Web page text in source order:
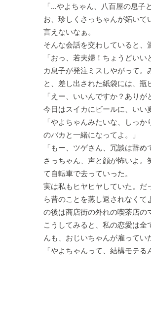
「…やよちゃん、八百屋の息子
お、珍しくさっちゃんが妬い
言えないなぁ。
そんな会話を交わしていると、
「おっ、若夫婦！ちょうどい
カ息子が発注ミスしやがって。
と、差し出された紙袋には、瓶
「えー、いいんですか？ありが
今日はスイカにビールに、いい
「やよちゃんみたいな、しっ
のバカと一緒になってよ。」
「もー、ツゲさん、冗談は辞め
さっちゃん、声と顔が怖いよ
て自転車で去っていった。
実は私もヒヤヒヤしていた。
ら昔のことを蒸し返されなく
の後は商店街の外れの喫茶店の
こうしてみると、私の恋愛は
んも、おじいちゃんが雇ってい
「やよちゃんって、結構モテる